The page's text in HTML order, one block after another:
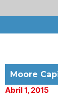
Moore
Abril 1, 2015